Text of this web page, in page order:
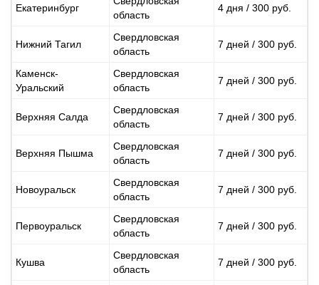
Екатеринбург
область
4 дня / 300 руб.
Нижний Тагил
Свердловская
область
7 дней / 300 руб.
Каменск-
Уральский
Свердловская
область
7 дней / 300 руб.
Верхняя Салда
Свердловская
область
7 дней / 300 руб.
Верхняя Пышма
Свердловская
область
7 дней / 300 руб.
Новоуральск
Свердловская
область
7 дней / 300 руб.
Первоуральск
Свердловская
область
7 дней / 300 руб.
Кушва
Свердловская
область
7 дней / 300 руб.